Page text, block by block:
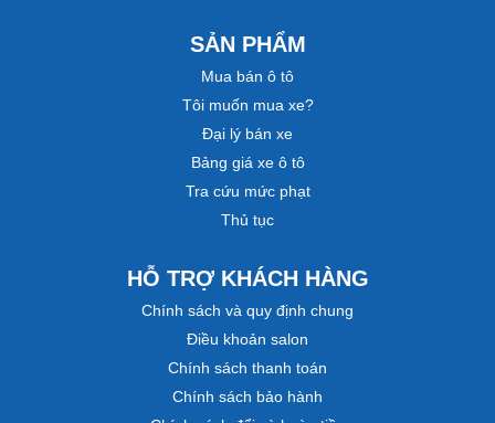
SẢN PHẨM
Mua bán ô tô
Tôi muốn mua xe?
Đại lý bán xe
Bảng giá xe ô tô
Tra cứu mức phạt
Thủ tục
HỖ TRỢ KHÁCH HÀNG
Chính sách và quy định chung
Điều khoản salon
Chính sách thanh toán
Chính sách bảo hành